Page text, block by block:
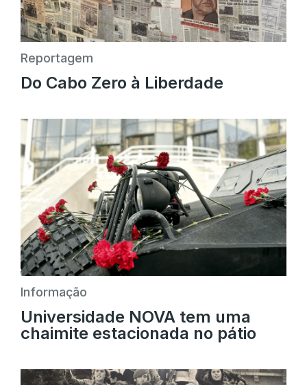
Reportagem
Do Cabo Zero à Liberdade
Informação
Universidade NOVA tem uma
chaimite estacionada no pátio